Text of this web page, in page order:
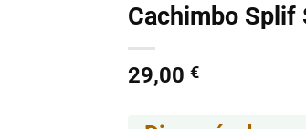
Cachimbo Splif
29,00 €